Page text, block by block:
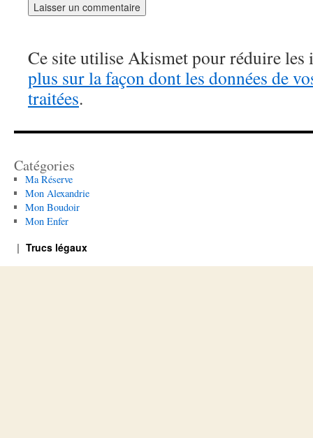
Ce site utilise Akismet pour réduire les
plus sur la façon dont les données de
traitées.
Catégories
Ma Réserve
Mon Alexandrie
Mon Boudoir
Mon Enfer
Trucs légaux